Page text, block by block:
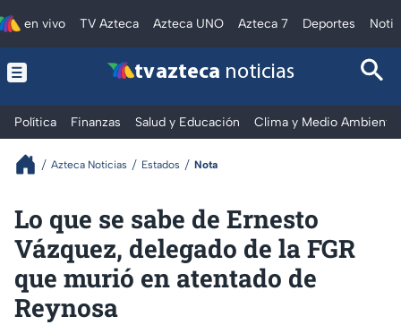
en vivo TV Azteca Azteca UNO Azteca 7 Deportes
tv azteca noticias
Política Finanzas Salud y Educación Clima y Medio Ambiente
Azteca Noticias Estados Nota
Lo que se sabe de Ernesto
Vázquez, delegado de la FGR
que murió en atentado de
Reynosa